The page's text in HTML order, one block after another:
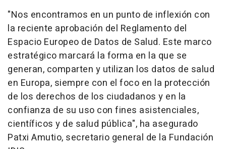
"Nos encontramos en un punto de inflexión con
la reciente aprobación del Reglamento del
Espacio Europeo de Datos de Salud. Este marco
estratégico marcará la forma en la que se
generan, comparten y utilizan los datos de salud
en Europa, siempre con el foco en la protección
de los derechos de los ciudadanos y en la
confianza de su uso con fines asistenciales,
científicos y de salud pública", ha asegurado
Patxi Amutio, secretario general de la Fundación